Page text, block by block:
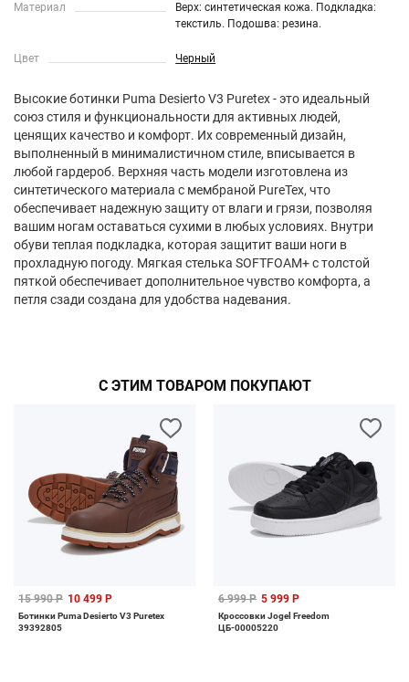
Материал
Верх: синтетическая кожа. Подкладка:
текстиль. Подошва: резина.
Цвет Черный
Высокие ботинки Puma Desierto V3 Puretex - это идеальный
союз стиля и функциональности для активных людей,
ценящих качество и комфорт. Их современный дизайн,
выполненный в минималистичном стиле, вписывается в
любой гардероб. Верхняя часть модели изготовлена из
синтетического материала с мембраной PureTex, что
обеспечивает надежную защиту от влаги и грязи, позволяя
вашим ногам оставаться сухими в любых условиях. Внутри
обуви теплая подкладка, которая защитит ваши ноги в
прохладную погоду. Мягкая стелька SOFTFOAM+ с толстой
пяткой обеспечивает дополнительное чувство комфорта, а
петля сзади создана для удобства надевания.
С ЭТИМ ТОВАРОМ ПОКУПАЮТ
15 990 Р 10 499 Р
Ботинки Puma Desierto V3 Puretex
39392805
6 999 Р 5 999 Р
Кроссовки Jogel Freedom
ЦБ-00005220